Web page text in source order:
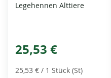
Legehennen Alttiere
25,53 €
25,53 € / 1 Stück (St)